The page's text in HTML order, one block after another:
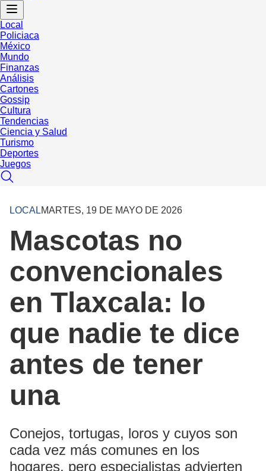
Local
Policiaca
México
Mundo
Finanzas
Análisis
Cartones
Gossip
Cultura
Tendencias
Ciencia y Salud
Turismo
Deportes
Juegos
LOCALMARTES, 19 DE MAYO DE 2026
Mascotas no
convencionales
en Tlaxcala: lo
que nadie te dice
antes de tener
una
Conejos, tortugas, loros y cuyos son
cada vez más comunes en los
hogares, pero especialistas advierten